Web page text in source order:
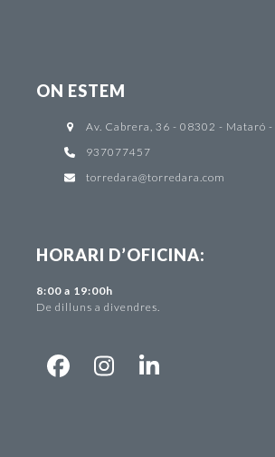
ON ESTEM
Av. Cabrera, 36 - 08302 - Mataró -
937077457
torredara@torredara.com
HORARI D’OFICINA:
8:00 a 19:00h
De dilluns a divendres.
Facebook
Instagram
LinkedIn